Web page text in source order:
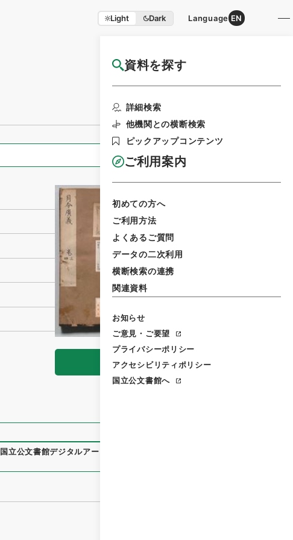
Light Dark Language EN
資料を探す
詳細検索
他機関との横断検索
ピックアップコンテンツ
ご利用案内
初めての方へ
ご利用方法
よくあるご質問
データの二次利用
横断検索の連携
関連資料
お知らせ
ご意見・ご要望
プライバシーポリシー
アクセシビリティポリシー
国立公文書館へ
国立公文書館HP利用案内
全ての情報
閲覧
国立公文書館デジタルアーカイブ